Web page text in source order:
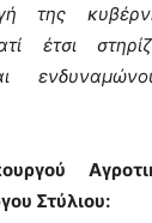
της
έτσι
Στύλιου: